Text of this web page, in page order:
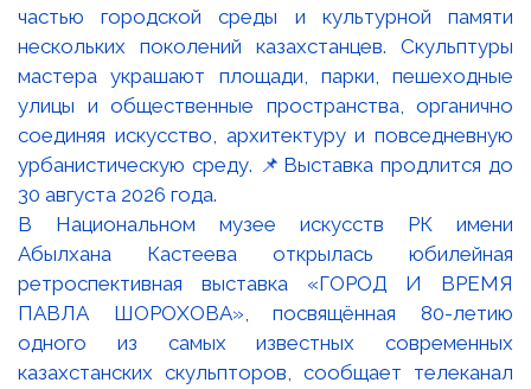
В Национальном музее искусств РК имени
Абылхана Кастеева открылась юбилейная
ретроспективная выставка «ГОРОД И ВРЕМЯ
ПАВЛА ШОРОХОВА», посвящённая 80-летию
одного из самых известных современных
казахстанских скульпторов, сообщает телеканал